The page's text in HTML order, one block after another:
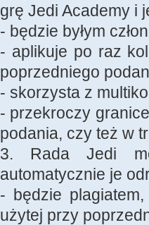
grę Jedi Academy i
- będzie byłym
- aplikuje po raz
poprzedniego
- skorzysta z
- przekroczy
podania, czy też w
3. Rada Jedi
automatycznie je
- będzie
użytej przy